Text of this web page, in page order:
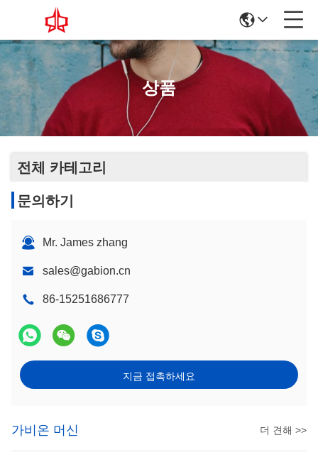
상품
전체 카테고리
문의하기
Mr. James zhang
sales@gabion.cn
86-15251686777
지금 접촉하세요
가비온 머신 더 견해 >>